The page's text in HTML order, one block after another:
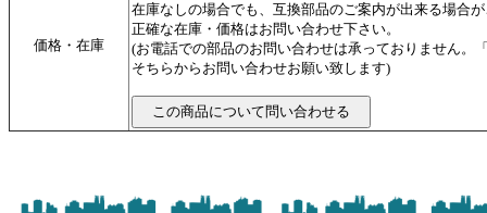
価格・在庫
在庫なしの場合でも、互換部品のご案内が出来る場合
正確な在庫・価格はお問い合わせ下さい。
(お電話での部品のお問い合わせは承っておりません。
そちらからお問い合わせお願い致します)